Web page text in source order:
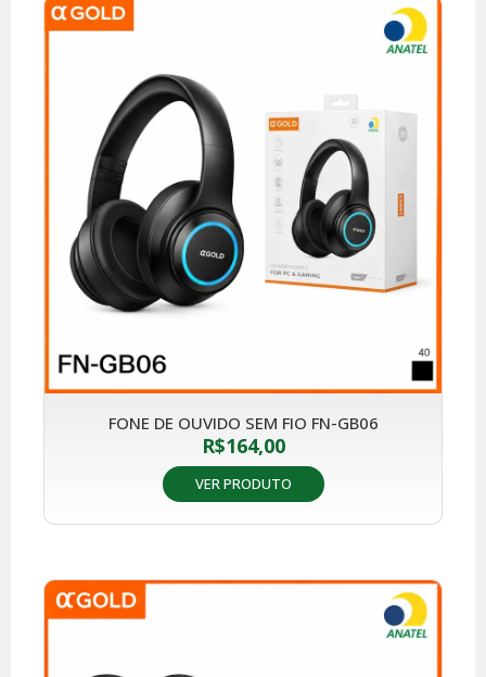
FONE DE OUVIDO SEM FIO FN-GB06
R$164,00
VER PRODUTO